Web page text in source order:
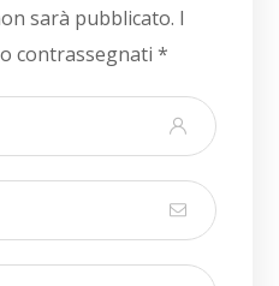
sarà pubblicato. I
contrassegnati*